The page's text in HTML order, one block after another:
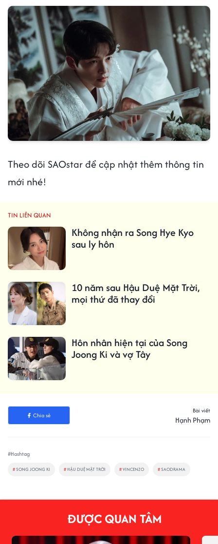
Theo dõi SAOstar để cập nhật thêm thông tin
mới nhé!
TIN LIÊN QUAN
Không nhận ra Song Hye Kyo
sau ly hôn
10 năm sau Hậu Duệ Mặt Trời,
mọi thứ đã thay đổi
Hôn nhân hiện tại của Song
Joong Ki và vợ Tây
Chia sẻ
Bài viết
Hạnh Phạm
#Hashtag
#SONG JOONG KI # HẬU DUỆ MẶT TRỜI #VINCENZO #SAODRAMA
ĐƯỢC QUAN TÂM